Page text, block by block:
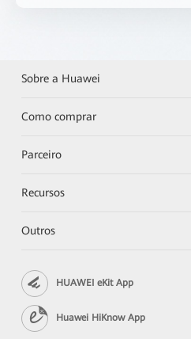
Sobre a Huawei
Como comprar
Parceiro
Recursos
Outros
HUAWEI eKit App
Huawei HiKnow App